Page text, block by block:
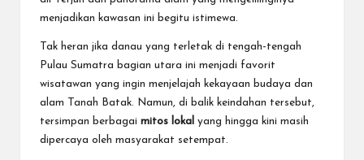
menjadikan kawasan ini begitu istimewa.
Tak heran jika danau yang terletak di tengah-tengah
Pulau Sumatra bagian utara ini menjadi favorit
wisatawan yang ingin menjelajah kekayaan budaya dan
alam Tanah Batak. Namun, di balik keindahan tersebut,
tersimpan berbagai mitos lokal yang hingga kini masih
dipercaya oleh masyarakat setempat.